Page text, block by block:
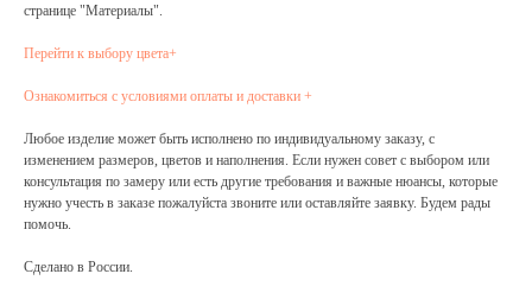
странице "Материалы".
Перейти к выбору цвета+
Ознакомиться с условиями оплаты и доставки +
Любое изделие может быть исполнено по индивидуальному заказу, с
изменением размеров, цветов и наполнения. Если нужен совет с выбором или
консультация по замеру или есть другие требования и важные нюансы, которые
нужно учесть в заказе пожалуйста звоните или оставляйте заявку. Будем рады
помочь.
Сделано в России.